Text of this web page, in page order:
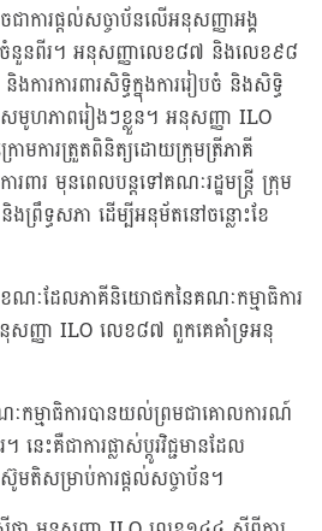
ជាការផ្តល់សច្ចាប័នលើអនុសញ្ញាអង្គ
ចំនួនពីរ។ អនុសញ្ញាលេខ៨៧ និងលេខ៩៨
ការការពារសិទ្ធិក្នុងការរៀបចំ និងសិទ្ធិ
ាសមូហភាពរៀងៗខ្លួន។ អនុសញ្ញា ILO
រោមការត្រួតពិនិត្យដោយក្រុមត្រីភាគី
រពារ មុនពេលបន្តទៅគណៈរដ្ឋមន្ត្រី ក្រុម
ងព្រឹទ្ធសភា ដើម្បីអនុម័តនៅចន្លោះខែ
ៈដែលភាគីនិយោជកនៃគណៈកម្មាធិការ
នុសញ្ញា ILO លេខ៨៧ ពួកគេគាំទ្រអនុ
ម្មាធិការបានយល់ព្រមជាគោលការណ៍
ះគឺជាការផ្លាស់ប្តូរវិជ្ជមានដែល
មតិសម្រាប់ការផ្តល់សច្ចាប័ន។